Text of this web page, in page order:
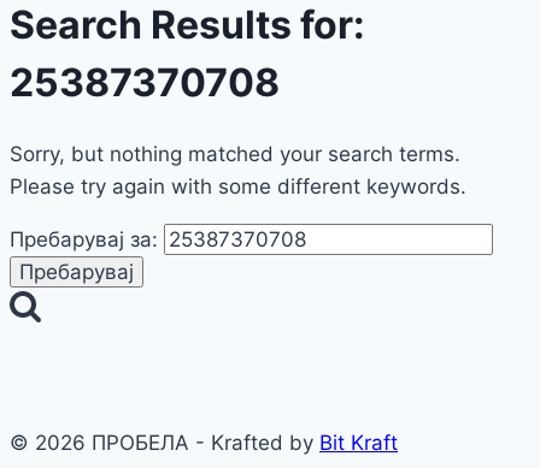
Search Results for:
25387370708
Sorry, but nothing matched your search terms.
Please try again with some different keywords.
Пребарувај за:
© 2026 ПРОБЕЛА - Krafted by Bit Kraft